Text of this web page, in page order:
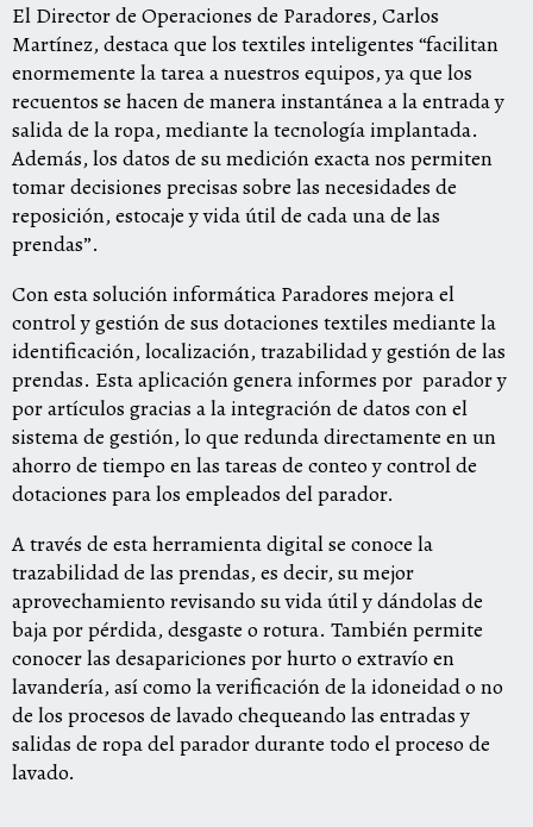
El Director de Operaciones de Paradores, Carlos
Martínez, destaca que los textiles inteligentes “facilitan
enormemente la tarea a nuestros equipos, ya que los
recuentos se hacen de manera instantánea a la entrada y
salida de la ropa, mediante la tecnología implantada.
Además, los datos de su medición exacta nos permiten
tomar decisiones precisas sobre las necesidades de
reposición, estocaje y vida útil de cada una de las
prendas”.
Con esta solución informática Paradores mejora el
control y gestión de sus dotaciones textiles mediante la
identificación, localización, trazabilidad y gestión de las
prendas. Esta aplicación genera informes por parador y
por artículos gracias a la integración de datos con el
sistema de gestión, lo que redunda directamente en un
ahorro de tiempo en las tareas de conteo y control de
dotaciones para los empleados del parador.
A través de esta herramienta digital se conoce la
trazabilidad de las prendas, es decir, su mejor
aprovechamiento revisando su vida útil y dándolas de
baja por pérdida, desgaste o rotura. También permite
conocer las desapariciones por hurto o extravío en
lavandería, así como la verificación de la idoneidad o no
de los procesos de lavado chequeando las entradas y
salidas de ropa del parador durante todo el proceso de
lavado.